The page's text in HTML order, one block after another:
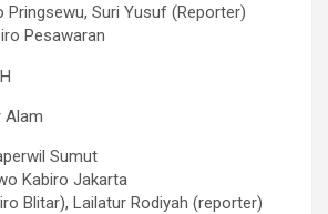
Pringsewu, Suri Yusuf (Reporter)
Pesawaran
Alam
Sumut
Kabiro Jakarta
Blitar), Lailatur Rodiyah (reporter)